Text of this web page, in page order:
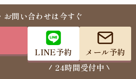
指しています。
お問い合わせは今すぐ
LINE予約
メール予約
24時間受付中